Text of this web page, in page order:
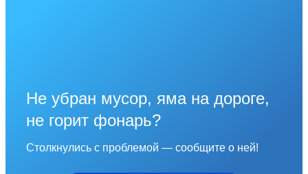
Не убран мусор, яма на дороге,
не горит фонарь?
Столкнулись с проблемой — сообщите о ней!